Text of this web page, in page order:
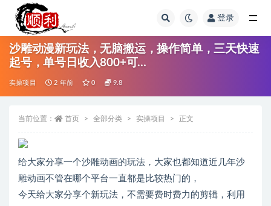
登录
沙雕动漫新玩法，无脑搬运，操作简单，三天快速
起号，单号日收入800+可…
实操项目 2 年前 0 9.8
当前位置： 首页 全部分类 实操项目 正文
给大家分享一个沙雕动画的玩法，大家也都知道近几年沙
雕动画不管在哪个平台一直都是比较热门的，
今天给大家分享个新玩法，不需要费时费力的剪辑，利用
全部